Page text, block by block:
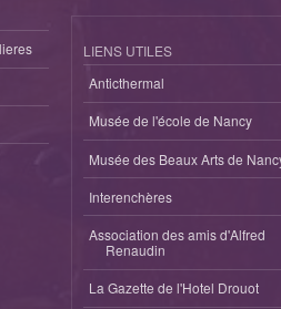
LIENS UTILES
Anticthermal
Musée de l'école de Nancy
Musée des Beaux Arts de
Interenchères
Association des amis d'Alfred
Renaudin
La Gazette de l'Hotel Drouot